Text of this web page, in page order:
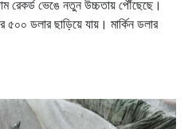
রেকর্ড ভেঙে নতুন উচ্চতায় পৌঁছেছে।
ডলার ছাড়িয়ে যায়। মার্কিন ডলার